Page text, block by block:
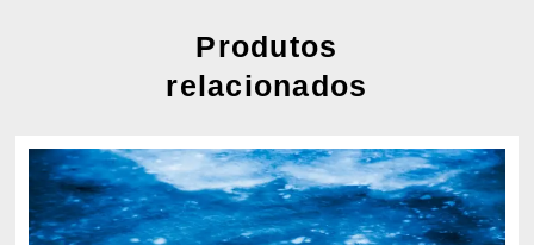
Produtos
relacionados